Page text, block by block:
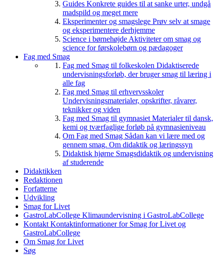
Guides Konkrete guides til at sanke urter, undgå
madspild og meget mere
Eksperimenter og smagslege Prøv selv at smage
og eksperimentere derhjemme
Science i børnehøjde Aktiviteter om smag og
science for førskolebørn og pædagoger
Fag med Smag
Fag med Smag til folkeskolen Didaktiserede
undervisningsforløb, der bruger smag til læring i
alle fag
Fag med Smag til erhvervsskoler
Undervisningsmaterialer, opskrifter, råvarer,
teknikker og viden
Fag med Smag til gymnasiet Materialer til dansk,
kemi og tværfaglige forløb på gymnasieniveau
Om Fag med Smag Sådan kan vi lære med og
gennem smag. Om didaktik og læringssyn
Didaktisk hjørne Smagsdidaktik og undervisning
af studerende
Didaktikken
Redaktionen
Forfatterne
Udvikling
Smag for Livet
GastroLabCollege Klimaundervisning i GastroLabCollege
Kontakt Kontaktinformationer for Smag for Livet og
GastroLabCollege
Om Smag for Livet
Søg